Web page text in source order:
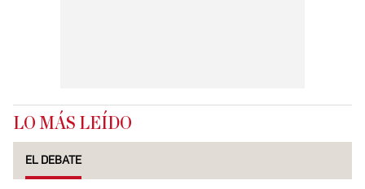
LO MÁS LEÍDO
EL DEBATE